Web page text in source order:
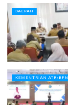
DAERAH
KEMENTRIAN ATR/BPN